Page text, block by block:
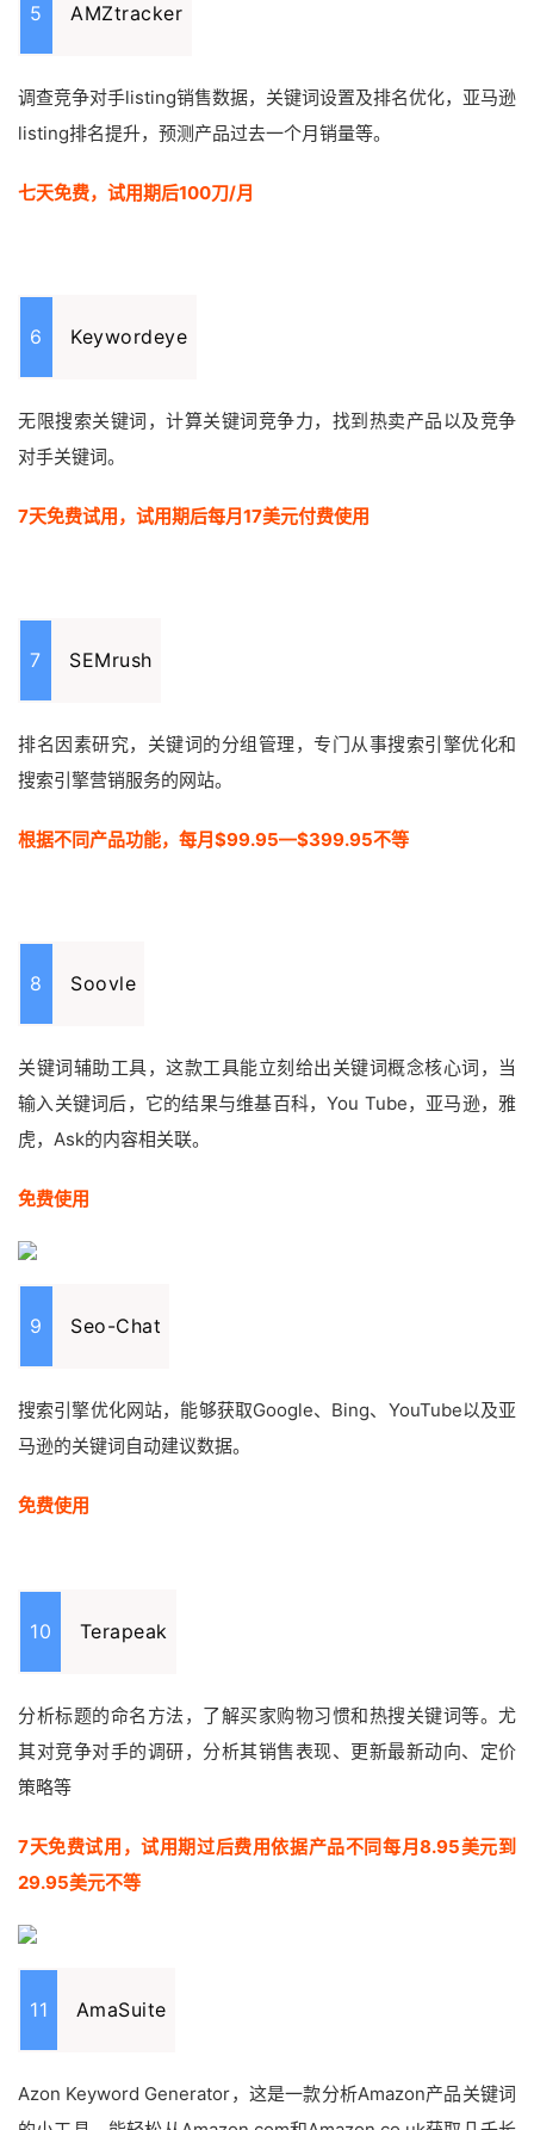
5 AMZtracker
调查竞争对手listing销售数据，关键词设置及排名优化，亚马逊
listing排名提升，预测产品过去一个月销量等。
七天免费，试用期后100刀/月
6 Keywordeye
无限搜索关键词，计算关键词竞争力，找到热卖产品以及竞争
对手关键词。
7天免费试用，试用期后每月17美元付费使用
7 SEMrush
排名因素研究，关键词的分组管理，专门从事搜索引擎优化和
搜索引擎营销服务的网站。
根据不同产品功能，每月$99.95—$399.95不等
8 Soovle
关键词辅助工具，这款工具能立刻给出关键词概念核心词，当
输入关键词后，它的结果与维基百科，You Tube，亚马逊，雅
虎，Ask的内容相关联。
免费使用
9 Seo-Chat
搜索引擎优化网站，能够获取Google、Bing、YouTube以及亚
马逊的关键词自动建议数据。
免费使用
10 Terapeak
分析标题的命名方法，了解买家购物习惯和热搜关键词等。尤
其对竞争对手的调研，分析其销售表现、更新最新动向、定价
策略等
7天免费试用，试用期过后费用依据产品不同每月8.95美元到
29.95美元不等
11 AmaSuite
Azon Keyword Generator，这是一款分析Amazon产品关键词